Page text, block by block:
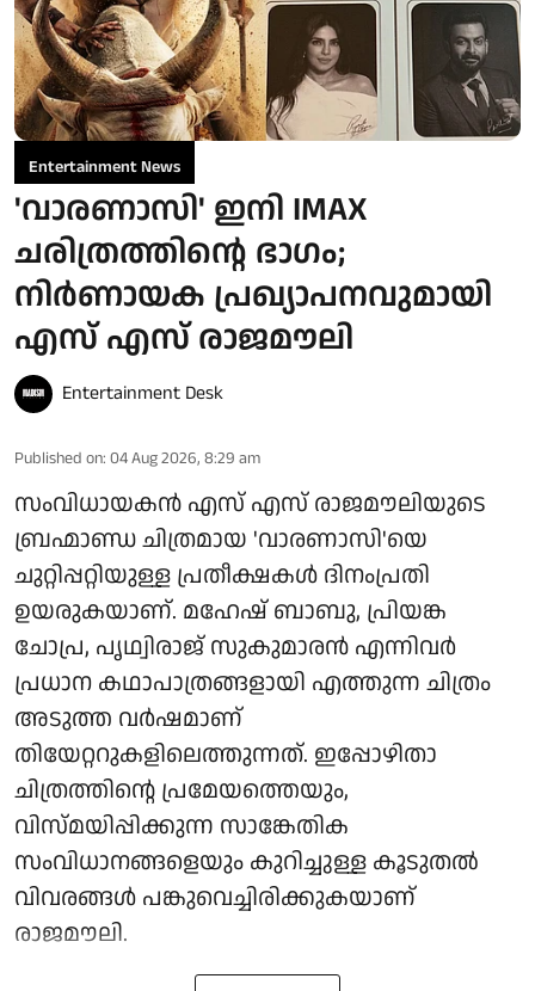
Entertainment News
'വാരണാസി' ഇനി IMAX
ചരിത്രത്തിന്റെ ഭാഗം;
നിർണായക പ്രഖ്യാപനവുമായി
എസ് എസ് രാജമൗലി
Entertainment Desk
Published on: 04 Aug 2026, 8:29 am
സംവിധായകൻ എസ് എസ് രാജമൗലിയുടെ
ബ്രഹ്മാണ്ഡ ചിത്രമായ 'വാരണാസി'യെ
ചുറ്റിപ്പറ്റിയുള്ള പ്രതീക്ഷകൾ ദിനംപ്രതി
ഉയരുകയാണ്. മഹേഷ് ബാബു, പ്രിയങ്ക
ചോപ്ര, പൃഥ്വിരാജ് സുകുമാരൻ എന്നിവർ
പ്രധാന കഥാപാത്രങ്ങളായി എത്തുന്ന ചിത്രം
അടുത്ത വർഷമാണ്
തിയേറ്ററുകളിലെത്തുന്നത്. ഇപ്പോഴിതാ
ചിത്രത്തിന്റെ പ്രമേയത്തെയും,
വിസ്മയിപ്പിക്കുന്ന സാങ്കേതിക
സംവിധാനങ്ങളെയും കുറിച്ചുള്ള കൂടുതൽ
വിവരങ്ങൾ പങ്കുവെച്ചിരിക്കുകയാണ്
രാജമൗലി.